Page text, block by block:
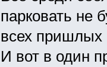
парковать не
всех пришлых
И вот в один